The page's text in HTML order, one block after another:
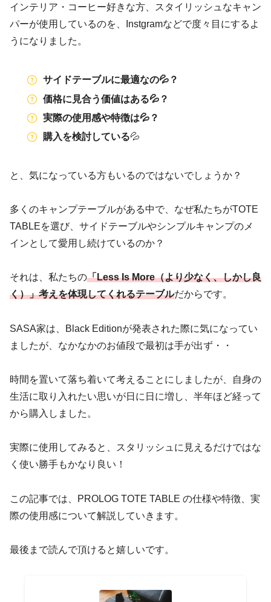
インテリア・コーヒー好きな方、スタイリッシュなキャン
パーが使用しているのを、Instgramなどで度々目にするよ
うになりました。
サイドテーブルに最適なの💦？
価格に見合う価値はある💦？
実際の使用感や特徴は💦？
購入を検討している💦
と、気になっている方もいるのではないでしょうか？
多くのキャンプテーブルがある中で、なぜ私たちがTOTE
TABLEを選び、サイドテーブルやシンプルキャンプのメ
インとして愛用し続けているのか？
それは、私たちの「Less Is More（より少なく、しかし良
く）」考えを体現してくれるテーブルだからです。
SASA家は、Black Editionが発表された際に気になってい
ましたが、なかなかのお値段で最初は手が出ず・・
時間を置いて落ち着いて考えることにしましたが、自身の
生活に取り入れたい思いが日に日に増し、半年ほど経って
から購入しました。
実際に使用してみると、スタリッシュに見えるだけではな
く使い勝手もかなり良い！
この記事では、PROLOG TOTE TABLE の仕様や特徴、実
際の使用感について解説していきます。
最後まで読んで頂けると嬉しいです。